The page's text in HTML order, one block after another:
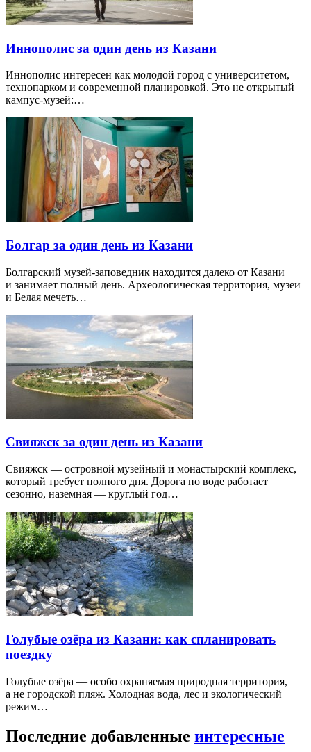
Иннополис за один день из Казани
Иннополис интересен как молодой город с университетом,
технопарком и современной планировкой. Это не открытый
кампус-музей:…
Болгар за один день из Казани
Болгарский музей-заповедник находится далеко от Казани
и занимает полный день. Археологическая территория, музеи
и Белая мечеть…
Свияжск за один день из Казани
Свияжск — островной музейный и монастырский комплекс,
который требует полного дня. Дорога по воде работает
сезонно, наземная — круглый год…
Голубые озёра из Казани: как спланировать
поездку
Голубые озёра — особо охраняемая природная территория,
а не городской пляж. Холодная вода, лес и экологический
режим…
Последние добавленные интересные